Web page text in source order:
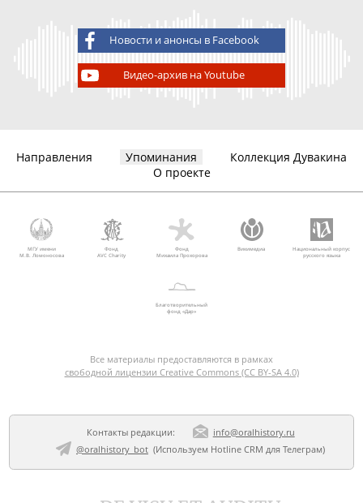
Новости и анонсы в Facebook
Видео-архив на Youtube
Направления Упоминания
Коллекция Дувакина
О проекте
МГУ имени
М.В. Ломоносова
Фонд
AVC Charity
Фонд
Михаила Прохорова
Викимедиа
Национальный корпус
русского языка
Благотворительный
фонд «Дар»
Все материалы предоставляются в рамках
свободной лицензии Creative Commons (CC BY-SA 4.0)
Контакты редакции:
info@oralhistory.ru
@oralhistory_bot(Используем Hotline CRM для Телеграм)